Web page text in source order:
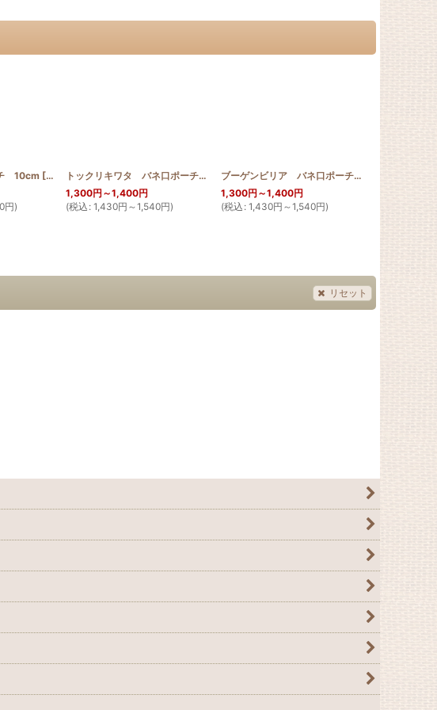
10cm [HQBMP10_SAKURA
円)
トックリキワタ バネ口ポーチ 10cm [HQBMP10_KIWATA]
1,300円 ～1,400円
(税込 : 1,430円 ～1,540円)
ブーゲンビリア バネ口ポーチ 10cm
1,300円 ～1,400円
(税込 : 1,430円 ～1,540円)
リセット